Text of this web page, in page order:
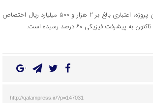
برای اجرای فاز نخست این پروژه، اعتباری بالغ بر ۲ هزار و ۵۰۰ میلیارد ریال اختصاص
پیشرفت فیزیکی ۶۰ درصد رسیده است.
http://qalampress.ir/?p=147031